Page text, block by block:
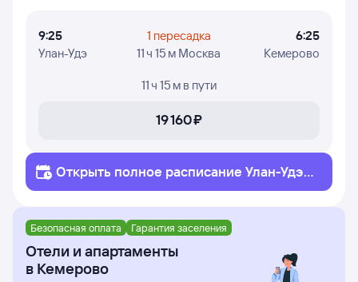
9:25
Улан-Удэ
1 пересадка
11 ч 15 м Москва
6:25
Кемерово
11 ч 15 м в пути
19 ⁠160 ⁠₽
Открыть полное расписание Улан-Удэ
Кемерово
Безопасная оплата Гарантия заселения
Отели и апартаменты
в Кемерово